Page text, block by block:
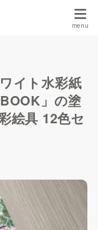
イト水彩紙
」の塗
絵具 12色セ